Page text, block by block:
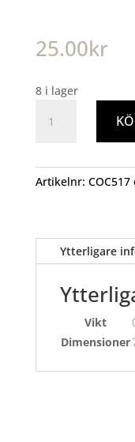
25.00kr
8 i lager
Ultra
mängd
Artikelnr: COC517
Ytterligare
Vikt
Dimensioner